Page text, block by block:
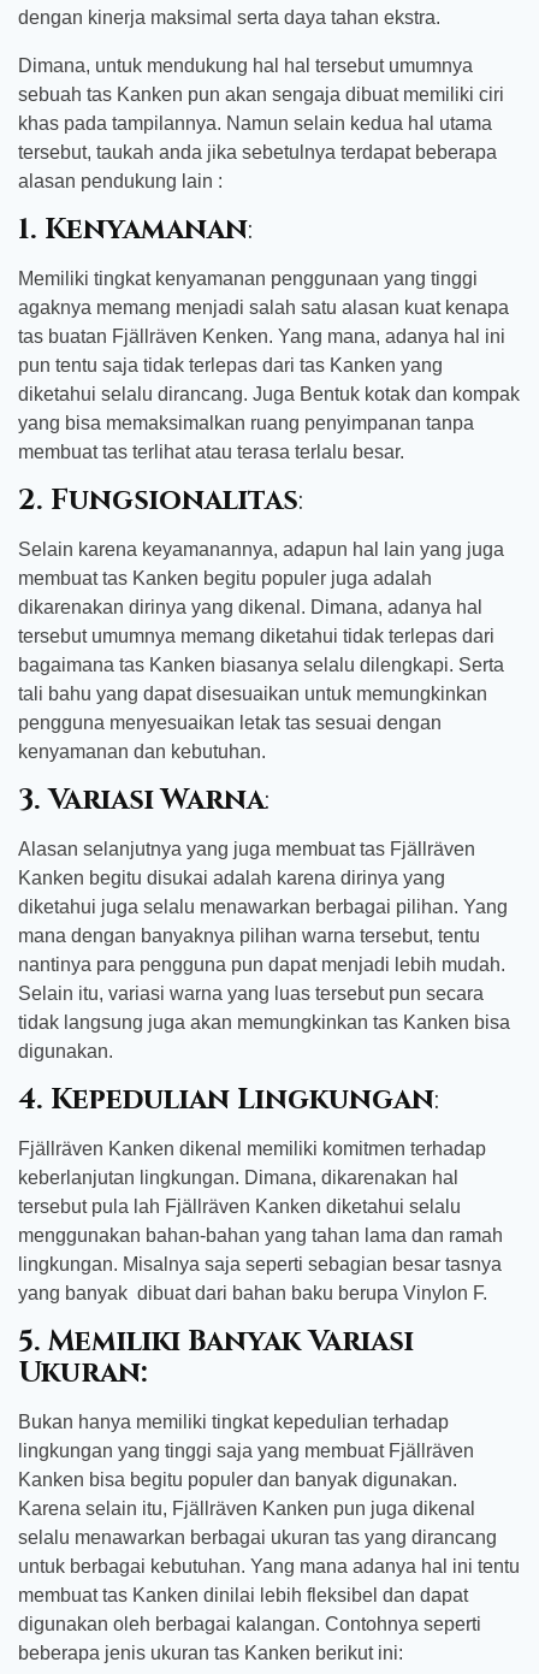
dengan kinerja maksimal serta daya tahan ekstra.
Dimana, untuk mendukung hal hal tersebut umumnya
sebuah tas Kanken pun akan sengaja dibuat memiliki ciri
khas pada tampilannya. Namun selain kedua hal utama
tersebut, taukah anda jika sebetulnya terdapat beberapa
alasan pendukung lain :
1. Kenyamanan:
Memiliki tingkat kenyamanan penggunaan yang tinggi
agaknya memang menjadi salah satu alasan kuat kenapa
tas buatan Fjällräven Kenken. Yang mana, adanya hal ini
pun tentu saja tidak terlepas dari tas Kanken yang
diketahui selalu dirancang. Juga Bentuk kotak dan kompak
yang bisa memaksimalkan ruang penyimpanan tanpa
membuat tas terlihat atau terasa terlalu besar.
2. Fungsionalitas:
Selain karena keyamanannya, adapun hal lain yang juga
membuat tas Kanken begitu populer juga adalah
dikarenakan dirinya yang dikenal. Dimana, adanya hal
tersebut umumnya memang diketahui tidak terlepas dari
bagaimana tas Kanken biasanya selalu dilengkapi. Serta
tali bahu yang dapat disesuaikan untuk memungkinkan
pengguna menyesuaikan letak tas sesuai dengan
kenyamanan dan kebutuhan.
3. Variasi Warna:
Alasan selanjutnya yang juga membuat tas Fjällräven
Kanken begitu disukai adalah karena dirinya yang
diketahui juga selalu menawarkan berbagai pilihan. Yang
mana dengan banyaknya pilihan warna tersebut, tentu
nantinya para pengguna pun dapat menjadi lebih mudah.
Selain itu, variasi warna yang luas tersebut pun secara
tidak langsung juga akan memungkinkan tas Kanken bisa
digunakan.
4. Kepedulian Lingkungan:
Fjällräven Kanken dikenal memiliki komitmen terhadap
keberlanjutan lingkungan. Dimana, dikarenakan hal
tersebut pula lah Fjällräven Kanken diketahui selalu
menggunakan bahan-bahan yang tahan lama dan ramah
lingkungan. Misalnya saja seperti sebagian besar tasnya
yang banyak dibuat dari bahan baku berupa Vinylon F.
5. Memiliki Banyak Variasi
Ukuran:
Bukan hanya memiliki tingkat kepedulian terhadap
lingkungan yang tinggi saja yang membuat Fjällräven
Kanken bisa begitu populer dan banyak digunakan.
Karena selain itu, Fjällräven Kanken pun juga dikenal
selalu menawarkan berbagai ukuran tas yang dirancang
untuk berbagai kebutuhan. Yang mana adanya hal ini tentu
membuat tas Kanken dinilai lebih fleksibel dan dapat
digunakan oleh berbagai kalangan. Contohnya seperti
beberapa jenis ukuran tas Kanken berikut ini: